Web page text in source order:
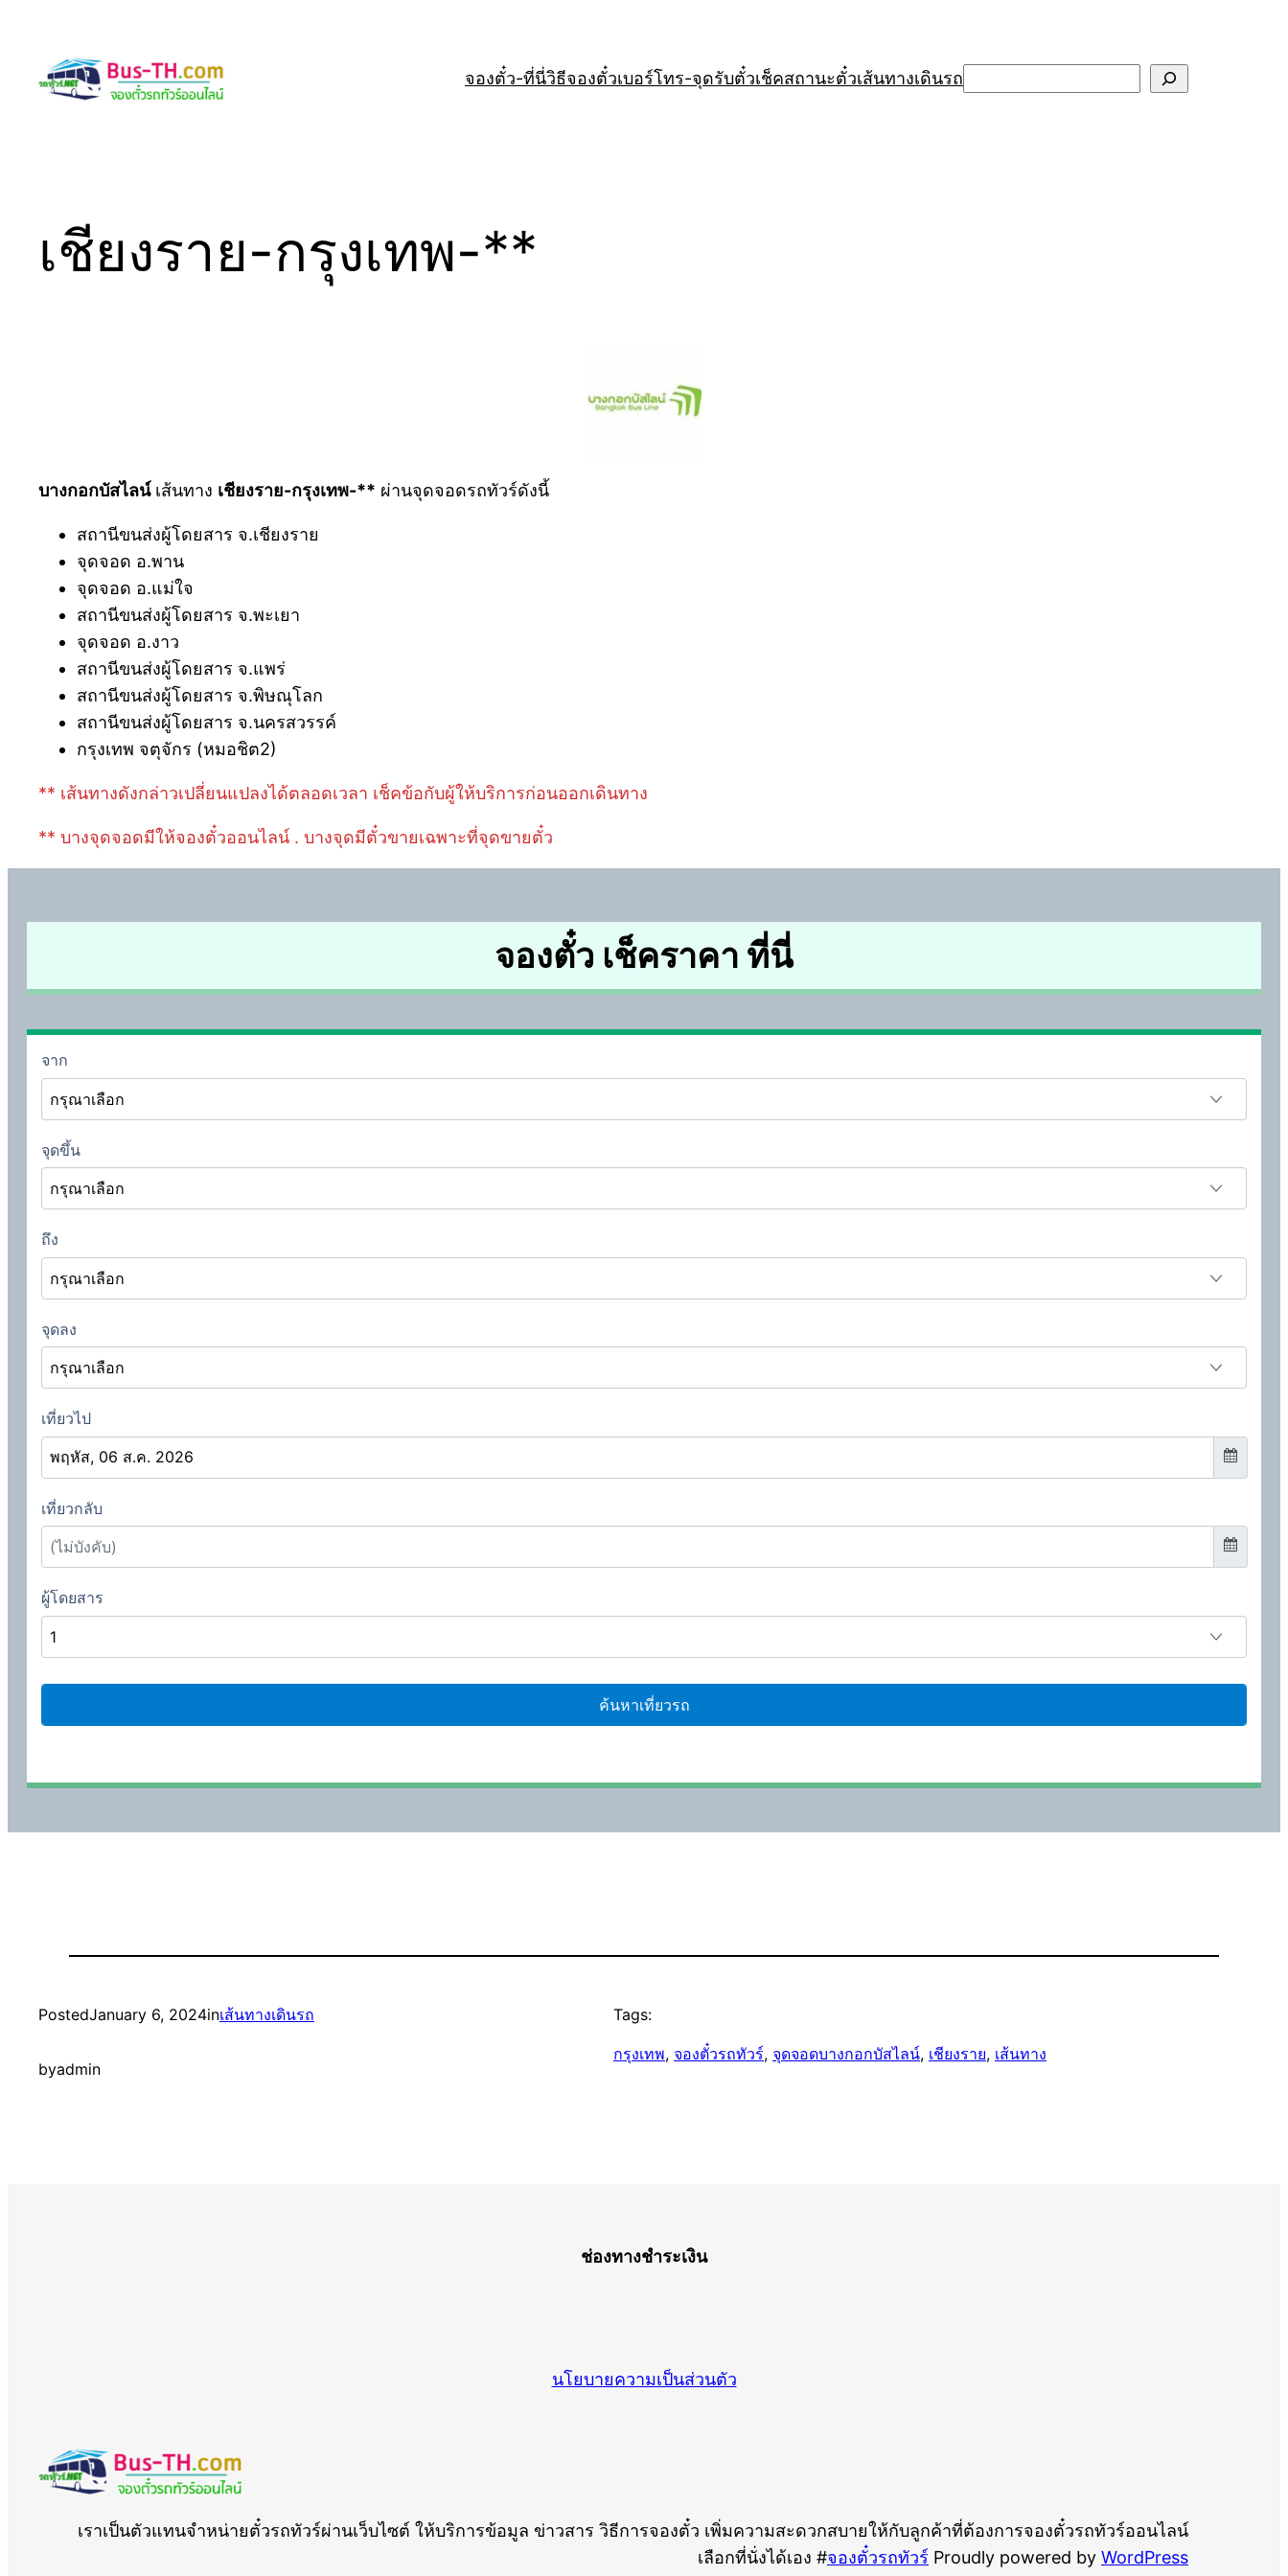
content
จองตั๋ว-ที่นี่วิธีจองตั๋วเบอร์โทร-จุดรับตั๋วเช็คสถานะตั๋วเส้นทางเดินรถ
เชียงราย-กรุงเทพ-**
บางกอกบัสไลน์เส้นทาง เชียงราย-กรุงเทพ-** ผ่านจุดจอดรถทัวร์ดังนี้
สถานีขนส่งผู้โดยสาร จ.เชียงราย
จุดจอด อ.พาน
จุดจอด อ.แม่ใจ
สถานีขนส่งผู้โดยสาร จ.พะเยา
จุดจอด อ.งาว
สถานีขนส่งผู้โดยสาร จ.แพร่
สถานีขนส่งผู้โดยสาร จ.พิษณุโลก
สถานีขนส่งผู้โดยสาร จ.นครสวรรค์
กรุงเทพ จตุจักร (หมอชิต2)
** เส้นทางดังกล่าวเปลี่ยนแปลงได้ตลอดเวลา เช็คข้อกับผู้ให้บริการก่อนออกเดินทาง
** บางจุดจอดมีให้จองตั๋วออนไลน์ . บางจุดมีตั๋วขายเฉพาะที่จุดขายตั๋ว
จองตั๋ว เช็คราคา ที่นี่
PostedJanuary 6, 2024inเส้นทางเดินรถ
byadmin
Tags:
กรุงเทพ, จองตั๋วรถทัวร์, จุดจอดบางกอกบัสไลน์, เชียงราย, เส้นทาง
ช่องทางชำระเงิน
นโยบายความเป็นส่วนตัว
เราเป็นตัวแทนจำหน่ายตั๋วรถทัวร์ผ่านเว็บไซต์ ให้บริการข้อมูล ข่าวสาร วิธีการจองตั๋ว เพิ่มความสะดวกสบายให้กับลูกค้าที่ต้องการจองตั๋วรถทัวร์ออนไลน์
เลือกที่นั่งได้เอง #จองตั๋วรถทัวร์ Proudly powered by WordPress